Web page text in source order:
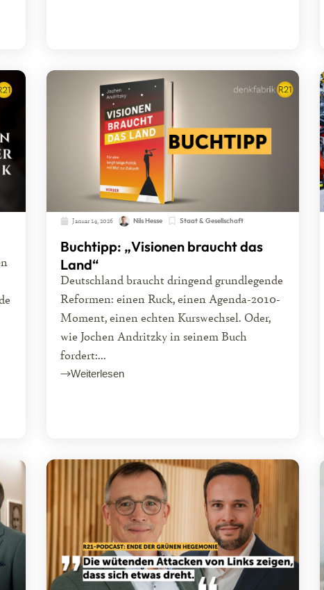
Januar 14, 2026 Nils Hesse Staat & Gesellschaft
Buchtipp: „Visionen braucht das
Land“
Deutschland braucht dringend grundlegende
Reformen: einen Ruck, einen Agenda-2010-
Moment, einen echten Kurswechsel. Oder,
wie Jochen Andritzky in seinem Buch
fordert:...
Weiterlesen